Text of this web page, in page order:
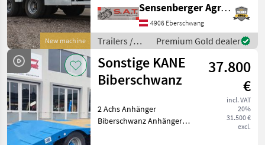
New machine
Technische Stützlast 2000
kg -Technische Nutzlast
24000 kg -Techni
Sensenberger Agrar-Technik
4906 Eberschwang
Trailers /
Sonstige
Premium Gold dealer
Sonstige KANE
Biberschwanz
37.800
€
incl. VAT
20%
31.500 €
excl.
2 Achs Anhänger
Biberschwanz Anhänger